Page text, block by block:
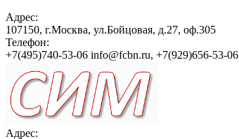
Адрес:
107150, г.Москва, ул.Бойцовая, д.27, оф.305
Телефон:
+7(495)740-53-06 info@fcbn.ru, +7(929)656-53-06
Адрес: